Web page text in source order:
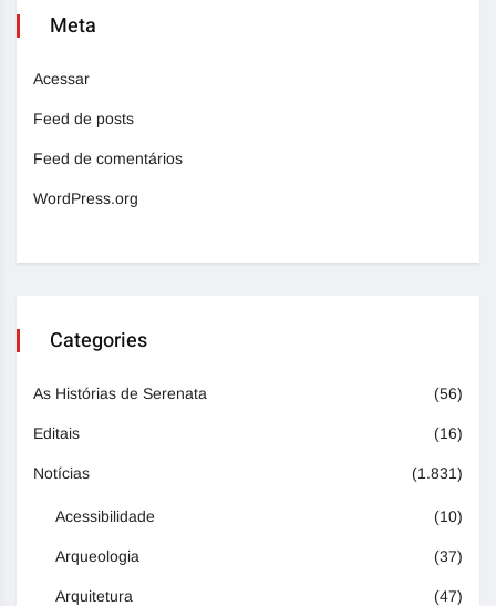
Meta
Acessar
Feed de posts
Feed de comentários
WordPress.org
Categories
As Histórias de Serenata (56)
Editais (16)
Notícias (1.831)
Acessibilidade (10)
Arqueologia (37)
Arquitetura (47)